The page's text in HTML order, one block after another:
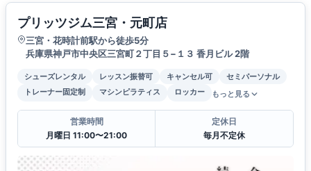
プリッツジム三宮・元町店
三宮・花時計前駅から徒歩5分
兵庫県神戸市中央区三宮町２丁目５−１３ 香月ビル 2階
シューズレンタル レッスン振替可 キャンセル可
セミパーソナル
トレーナー固定制
マシンピラティス ロッカー もっと見る
営業時間
月曜日 11:00〜21:00
定休日
毎月不定休